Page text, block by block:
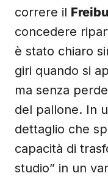
correre il
concedere
è stato chiaro
giri quando si
ma senza
del pallone. In
dettaglio che
capacità di
studio” in un